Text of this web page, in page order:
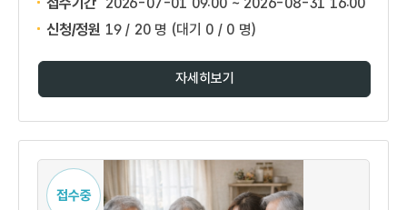
신청/정원 19 / 20 명 (대기 0 / 0 명)
자세히보기
접수중